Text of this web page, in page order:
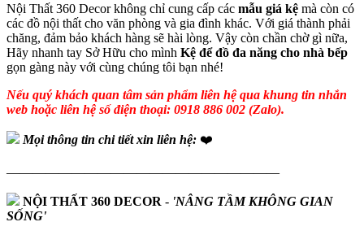
Nội Thất 360 Decor không chỉ cung cấp các mẫu giá kệ mà còn có
các đồ nội thất cho văn phòng và gia đình khác. Với giá thành phải
chăng, đảm bảo khách hàng sẽ hài lòng. Vậy còn chần chờ gì nữa,
Hãy nhanh tay Sở Hữu cho mình Kệ để đồ đa năng cho nhà bếp
gọn gàng này với cùng chúng tôi bạn nhé!
Nếu quý khách quan tâm sản phẩm liên hệ qua khung tin nhắn
web hoặc liên hệ số điện thoại: 0918 886 002 (Zalo).
Mọi thông tin chi tiết xin liên hệ: ❤️
—————————————————————
NỘI THẤT 360 DECOR - 'NÂNG TẦM KHÔNG GIAN
SỐNG'